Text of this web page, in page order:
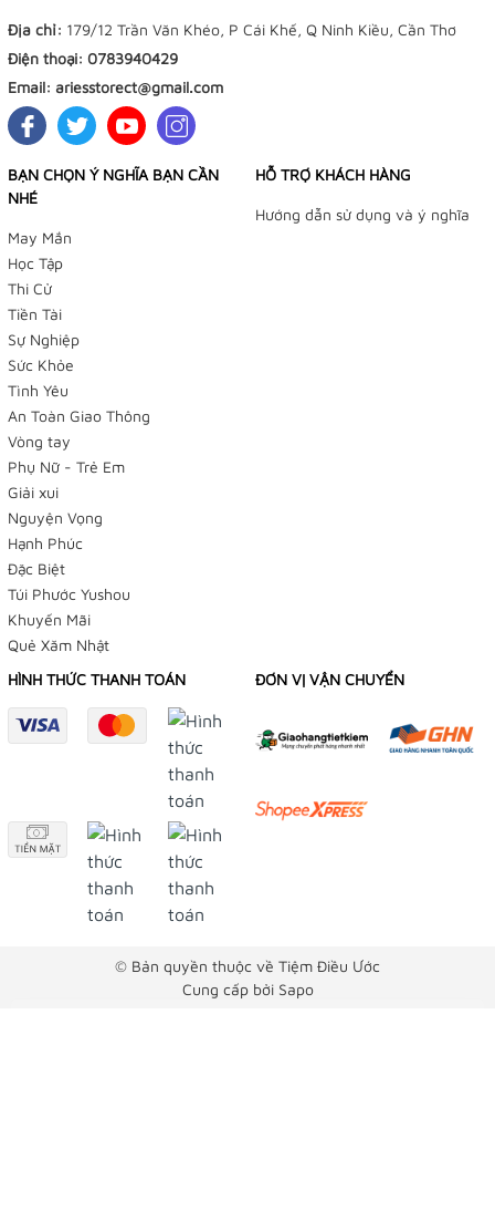
Địa chỉ: 179/12 Trần Văn Khéo, P Cái Khế, Q Ninh Kiều, Cần Thơ
Điện thoại: 0783940429
Email: ariesstorect@gmail.com
BẠN CHỌN Ý NGHĨA BẠN CẦN
NHÉ
May Mắn
Học Tập
Thi Cử
Tiền Tài
Sự Nghiệp
Sức Khỏe
Tình Yêu
An Toàn Giao Thông
Vòng tay
Phụ Nữ - Trẻ Em
Giải xui
Nguyện Vọng
Hạnh Phúc
Đặc Biệt
Túi Phước Yushou
Khuyến Mãi
Quẻ Xăm Nhật
HỖ TRỢ KHÁCH HÀNG
Hướng dẫn sử dụng và ý nghĩa
HÌNH THỨC THANH TOÁN ĐƠN VỊ VẬN CHUYỂN
© Bản quyền thuộc về Tiệm Điều Ước
Cung cấp bởi Sapo